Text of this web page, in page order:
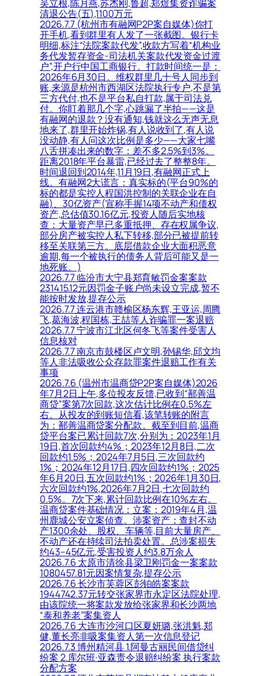
吴立根,陈月燕,苏杰刚,鲁超,郑煜集资诈骗案
清退公告(五),1100万元
2026.7.7 (杭州市有融网P2P案自媒体)你打
开手机,看到群里有人发了一张截图。银行卡
明细,标注“法院案款代发”,收款方写着“机构业
务代发暂存资金-司法机关案款代发资金过渡
户”,开户行中国工商银行。打款时间统一是：
2026年6月30日。维权群里几十号人同步到
账,来源是杭州市西湖区法院执行专户,不是第
三方代付,也不是平台私自打款,属于司法兑
付。你盯着那几个字,心跳漏了半拍——这是
有融网的退款？没有通知,钱就这么无声无息
地来了,群里开始炸锅,有人说收到了,有人说
没动静,有人问这次比例是多少——大家七嘴
八舌拼凑出来的数字：差不多2.5%到3%。
距离2018年平台暴雷,已经过去了整整8年。
时间退回到2014年,11月19日,有融网正式上
线。有融网2大谎言：真实标的(平台90%的
标的都是实控人程国洪控制的关联企业在自
融)、30亿资产(宣称手握14项不动产和债权
资产,总估值30.16亿元,投资人随后实地核
查：大量资产早已多重抵押、存在权属争议,
部分房产被实控人私下转移,部分已被提前转
移至关联第三方。底层借款企业大面积恶意
逾期,每一个被执行的债务人背后可能又是一
地死账。)
2026.7.7 临汾市大宁县郑育敏罚金案案款
231415.12元因罚金子账户尚未设立完成,暂不
能按时发放,提存公示
2026.7.7 连云港市赣榆区杨东辉,王亚运,周腾
飞,葛海波,程国栋,王喆等人诈骗罪一案退赔
2026.7.7 宁波市江北区何冬飞等案件受害人
信息核对
2026.7.7 南京市鼓楼区卢文明,孙锡华,邱文均
等人非法吸收公众存款罪案件退赔工作有关
事项
2026.7.6 (温州市温商贷P2P案自媒体)2026
年7月2日上午,多位投友反馈,已收到“鄯善温
商贷”案第7次回款,这次估计比例在0.5%左
右。从投友的到账短信看,该笔转账的附言
为：鄯善温商贷案分配款。截至到目前,温商
贷平台案已累计回款7次,分别为：2023年1月
19日,首次回款约4%；2023年12月8日,二次
回款约1.5%；2024年7月5日,三次回款约
1%；2024年12月17日,四次回款约1%；2025
年6月20日,五次回款约1%；2026年1月30日,
六次回款约1%,2026年7月2日,七次回款约
0.5%。7次下来,累计回款比例在10%左右。
温商贷案件基础情况：立案：2019年4月,温
州鹿城公安立案侦查。涉案资产：查封不动
产1300余处、股权、车辆等,目前大量房产、
不动产还在持续司法拍卖处置。总涉案损失
约43–45亿元,受害投资人约3.8万余人
2026.7.6 太原市清徐县梁卫刚罚金一案案款
1080457.81元因案情复杂,提存公示
2026.7.6 长沙市芙蓉区彭铂皓案案款
1944742.37元转交张家界市永定区法院处理,
由该院统一将案款发放给张家界和长沙两地
“泰和养老”案集资人
2026.7.6 大连市沙河口区夏妍璐,张洪魁,郑
健,董长亮非吸案集资人第一次信息登记
2026.7.3 博州精河县 1.阿曼古丽民间借贷纠
纷案 2.库尔班·亚森责令退赔纠纷案 执行案款
分配方案